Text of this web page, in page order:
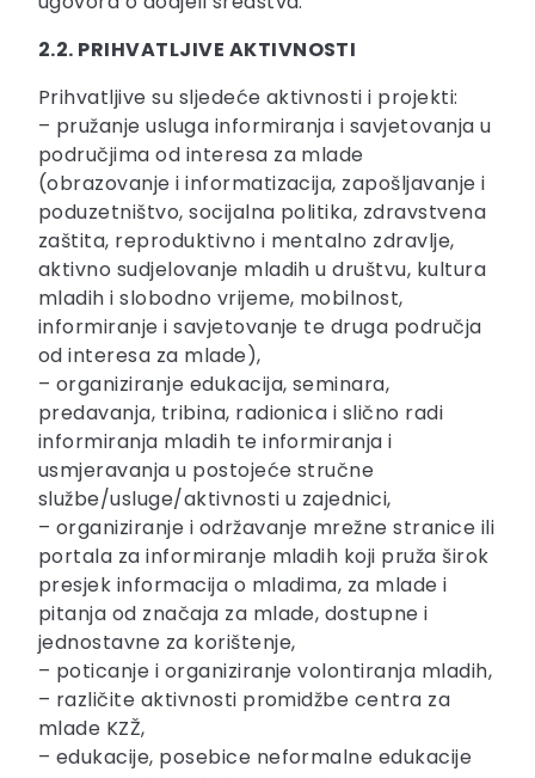
2.2. PRIHVATLJIVE AKTIVNOSTI
Prihvatljive su sljedeće aktivnosti i projekti:
– pružanje usluga informiranja i savjetovanja u
područjima od interesa za mlade
(obrazovanje i informatizacija, zapošljavanje i
poduzetništvo, socijalna politika, zdravstvena
zaštita, reproduktivno i mentalno zdravlje,
aktivno sudjelovanje mladih u društvu, kultura
mladih i slobodno vrijeme, mobilnost,
informiranje i savjetovanje te druga područja
od interesa za mlade),
– organiziranje edukacija, seminara,
predavanja, tribina, radionica i slično radi
informiranja mladih te informiranja i
usmjeravanja u postojeće stručne
službe/usluge/aktivnosti u zajednici,
– organiziranje i održavanje mrežne stranice ili
portala za informiranje mladih koji pruža širok
presjek informacija o mladima, za mlade i
pitanja od značaja za mlade, dostupne i
jednostavne za korištenje,
– poticanje i organiziranje volontiranja mladih,
– različite aktivnosti promidžbe centra za
mlade KZŽ,
– edukacije, posebice neformalne edukacije